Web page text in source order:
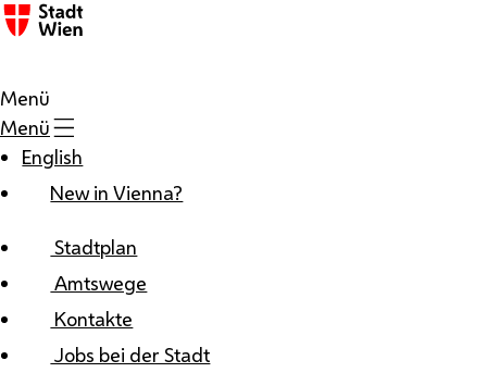
Zum Inhalt
Menü
Menü
English
New in Vienna?
Stadtplan
Amtswege
Kontakte
Jobs bei der Stadt